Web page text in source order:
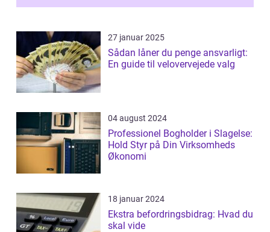
27 januar 2025
Sådan låner du penge ansvarligt:
En guide til velovervejede valg
04 august 2024
Professionel Bogholder i Slagelse:
Hold Styr på Din Virksomheds
Økonomi
18 januar 2024
Ekstra befordringsbidrag: Hvad du
skal vide